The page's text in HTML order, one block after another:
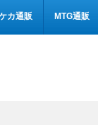
カ通販 MTG通販